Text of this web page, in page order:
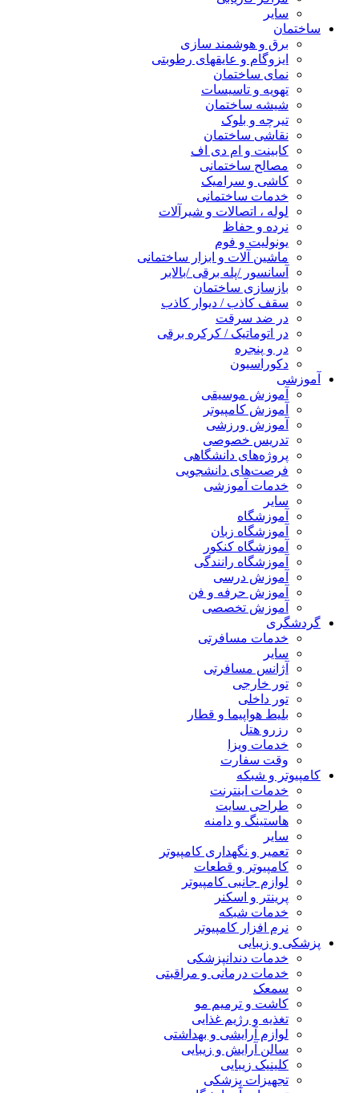
سایر
ساختمان
برق و هوشمند سازی
ایزوگام و عایقهای رطوبتی
نمای ساختمان
تهویه و تاسیسات
شیشه ساختمان
تیرچه و بلوک
نقاشی ساختمان
کابینت و ام دی اف
مصالح ساختمانی
کاشی و سرامیک
خدمات ساختمانی
لوله ، اتصالات و شیرآلات
نرده و حفاظ
یونولیت و فوم
ماشین آلات و ابزار ساختمانی
آسانسور /پله برقی /بالابر
بازسازی ساختمان
سقف کاذب / دیوار کاذب
در ضد سرقت
در اتوماتیک / کرکره برقی
در و پنجره
دکوراسیون
آموزشی
آموزش موسیقی
آموزش کامپیوتر
آموزش ورزشی
تدریس خصوصی
پروژه‌های دانشگاهی
فرصت‌های دانشجویی
خدمات آموزشی
سایر
آموزشگاه
آموزشگاه زبان
آموزشگاه کنکور
آموزشگاه رانندگی
آموزش درسی
آموزش حرفه و فن
آموزش تخصصی
گردشگری
خدمات مسافرتی
سایر
آژانس مسافرتی
تور خارجی
تور داخلی
بلیط هواپیما و قطار
رزرو هتل
خدمات ویزا
وقت سفارت
کامپیوتر و شبکه
خدمات اینترنت
طراحی سایت
هاستینگ و دامنه
سایر
تعمیر و نگهداری کامپیوتر
کامپیوتر و قطعات
لوازم جانبی کامپیوتر
پرینتر و اسکنر
خدمات شبکه
نرم افزار کامپیوتر
پزشکی و زیبایی
خدمات دندانپزشکی
خدمات درمانی و مراقبتی
سمعک
کاشت و ترمیم مو
تغذیه و رژیم غذایی
لوازم آرایشی و بهداشتی
سالن آرایش و زیبایی
کلینیک زیبایی
تجهیزات پزشکی